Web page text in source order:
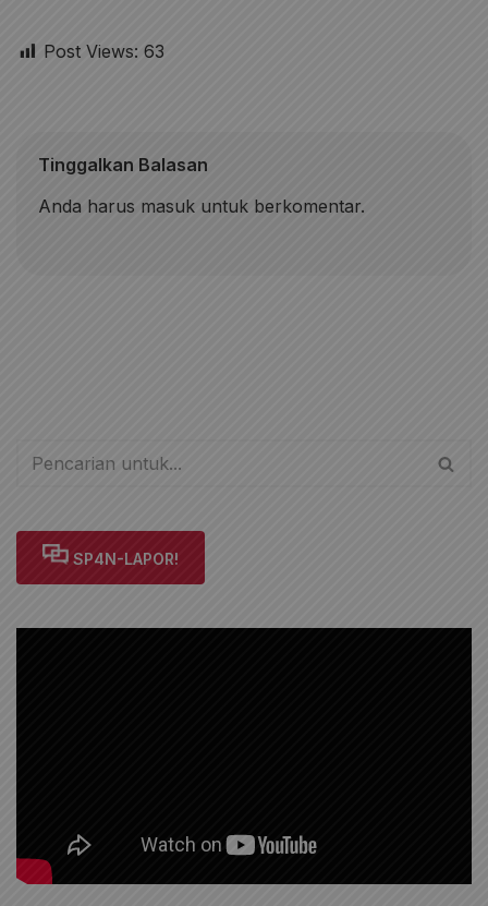
Post Views: 63
Tinggalkan Balasan
Anda harus masuk untuk berkomentar.
SP4N-LAPOR!